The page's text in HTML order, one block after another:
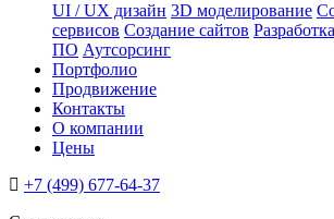
UI / UX дизайн 3D моделирование
сервисов Создание сайтов
ПО Аутсорсинг
Портфолио
Продвижение
Контакты
О компании
Цены
+7 (499) 677-64-37